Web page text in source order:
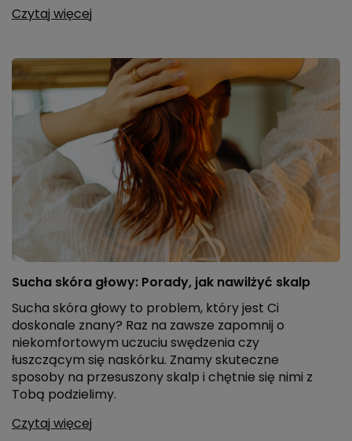
Czytaj więcej
Sucha skóra głowy: Porady, jak nawilżyć skalp
Sucha skóra głowy to problem, który jest Ci
doskonale znany? Raz na zawsze zapomnij o
niekomfortowym uczuciu swędzenia czy
łuszczącym się naskórku. Znamy skuteczne
sposoby na przesuszony skalp i chętnie się nimi z
Tobą podzielimy.
Czytaj więcej